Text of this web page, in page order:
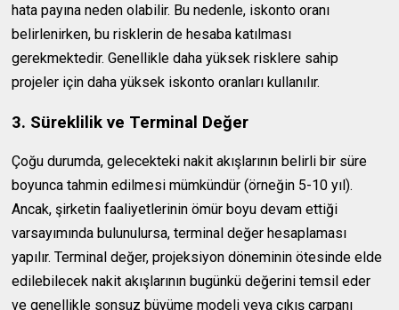
hata payına neden olabilir. Bu nedenle, iskonto oranı
belirlenirken, bu risklerin de hesaba katılması
gerekmektedir. Genellikle daha yüksek risklere sahip
projeler için daha yüksek iskonto oranları kullanılır.
3. Süreklilik ve Terminal Değer
Çoğu durumda, gelecekteki nakit akışlarının belirli bir süre
boyunca tahmin edilmesi mümkündür (örneğin 5-10 yıl).
Ancak, şirketin faaliyetlerinin ömür boyu devam ettiği
varsayımında bulunulursa, terminal değer hesaplaması
yapılır. Terminal değer, projeksiyon döneminin ötesinde elde
edilebilecek nakit akışlarının bugünkü değerini temsil eder
ve genellikle sonsuz büyüme modeli veya çıkış çarpanı